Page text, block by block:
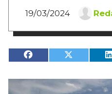
19/03/2024